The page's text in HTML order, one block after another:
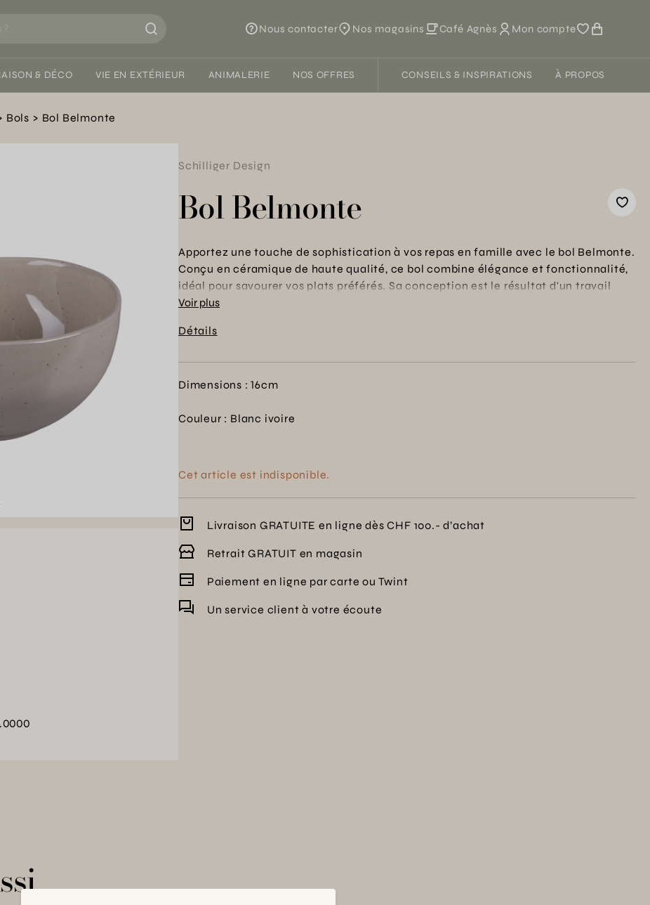
Nous contacter Nos magasins Café Agnès Mon compte
& DÉCO VIE EN EXTÉRIEUR ANIMALERIE NOS OFFRES CONSEILS & INSPIRATIONS À PROPOS
Bols Bol Belmonte
Schilliger Design
Bol Belmonte
Apportez une touche de sophistication à vos repas en famille avec le bol Belmonte.
Conçu en céramique de haute qualité, ce bol combine élégance et fonctionnalité,
idéal pour savourer vos plats préférés. Sa conception est le résultat d'un travail
minutieux visant à garantir à la fois esthétisme et durabilité. Un ajout parfait à
Voir plus
Détails
Dimensions : 16cm
Couleur : Blanc ivoire
Cet article est indisponible.
Livraison GRATUITE en ligne dès CHF 100.- d’achat
Retrait GRATUIT en magasin
Paiement en ligne par carte ou Twint
Un service client à votre écoute